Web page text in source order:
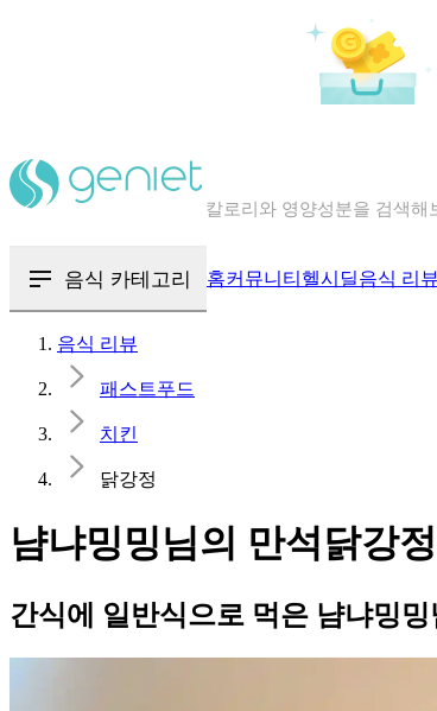
칼로리와 영양성분을 검색해
음식 카테고리 홈커뮤니티 헬시딜음식 리뷰
음식 리뷰
패스트푸드
치킨
닭강정
냠냐밍밍님의 만석닭강
간식에 일반식으로 먹은 냠냐밍